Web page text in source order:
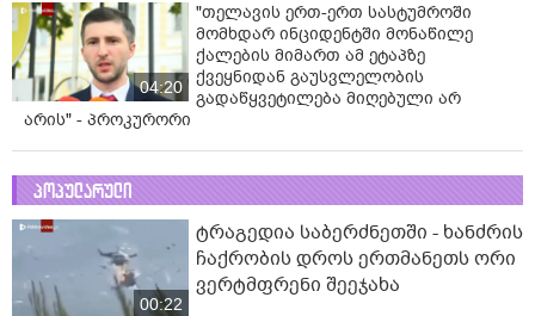
04:20
"თელავის ერთ-ერთ სასტუმროში
მომხდარ ინციდენტში მონაწილე
ქალების მიმართ ამ ეტაპზე
ქვეყნიდან გაუსვლელობის
გადაწყვეტილება მიღებული არ
არის" - პროკურორი
პოპულარული
00:22
ტრაგედია საბერძნეთში - ხანძრის
ჩაქრობის დროს ერთმანეთს ორი
ვერტმფრენი შეეჯახა